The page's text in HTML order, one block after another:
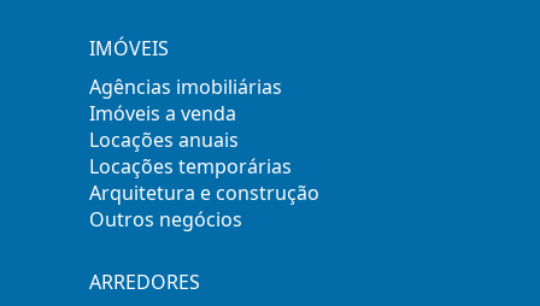
IMÓVEIS
Agências imobiliárias
Imóveis a venda
Locações anuais
Locações temporárias
Arquitetura e construção
Outros negócios
ARREDORES